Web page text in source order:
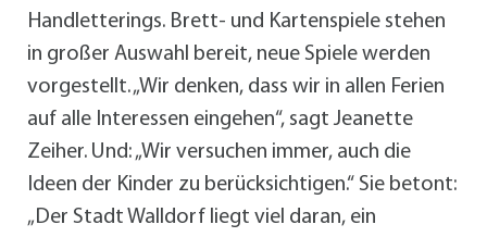
Handletterings. Brett- und Kartenspiele stehen
in großer Auswahl bereit, neue Spiele werden
vorgestellt. „Wir denken, dass wir in allen Ferien
auf alle Interessen eingehen“, sagt Jeanette
Zeiher. Und: „Wir versuchen immer, auch die
Ideen der Kinder zu berücksichtigen.“ Sie betont:
„Der Stadt Walldorf liegt viel daran, ein